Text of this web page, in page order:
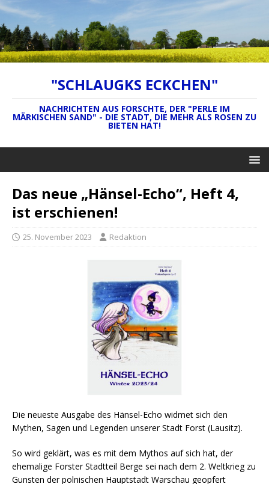
"SCHLAUGKS ECKCHEN"
NACHRICHTEN AUS FORSCHTE, DER "PERLE IM
MÄRKISCHEN SAND" - DIE STADT, DIE MEHR ALS ROSEN ZU
BIETEN HAT!
Das neue „Hänsel-Echo“, Heft 4,
ist erschienen!
25. November 2023 Redaktion
Die neueste Ausgabe des Hänsel-Echo widmet sich den
Mythen, Sagen und Legenden unserer Stadt Forst (Lausitz).
So wird geklärt, was es mit dem Mythos auf sich hat, der
ehemalige Forster Stadtteil Berge sei nach dem 2. Weltkrieg zu
Gunsten der polnischen Hauptstadt Warschau geopfert